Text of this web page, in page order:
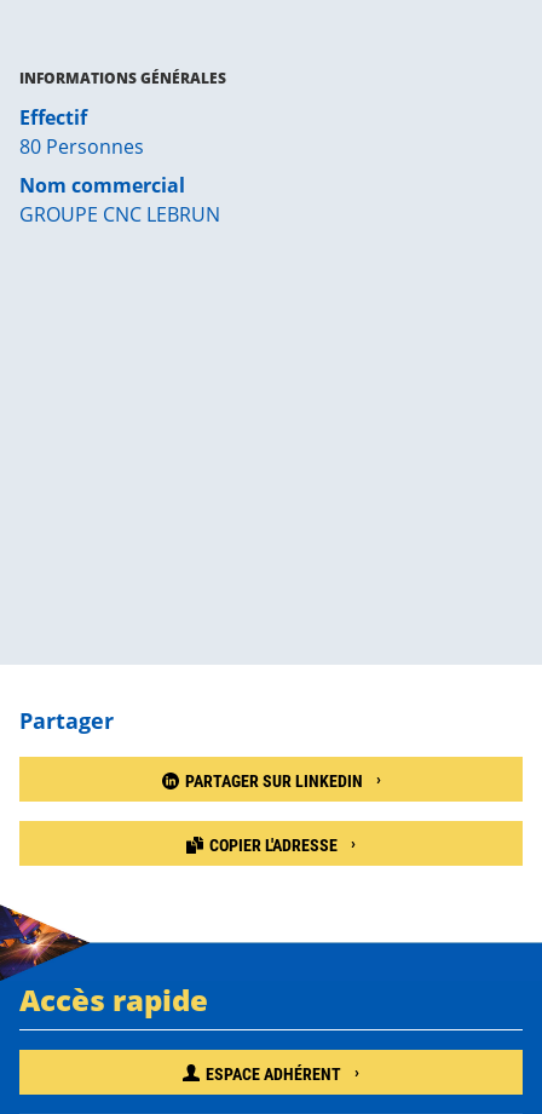
INFORMATIONS GÉNÉRALES
Effectif
80 Personnes
Nom commercial
GROUPE CNC LEBRUN
Partager
PARTAGER SUR LINKEDIN
COPIER L'ADRESSE
Accès rapide
ESPACE ADHÉRENT